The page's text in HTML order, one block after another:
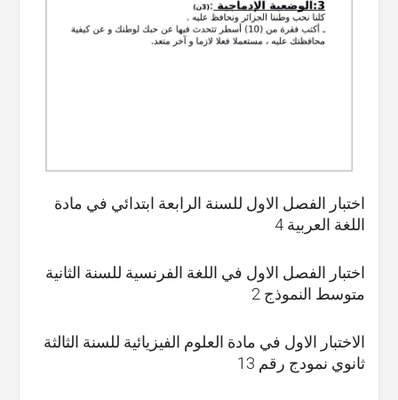
اختبار الفصل الاول للسنة الرابعة ابتدائي في مادة
اللغة العربية 4
اختبار الفصل الاول في اللغة الفرنسية للسنة الثانية
متوسط النموذج 2
الاختبار الاول في مادة العلوم الفيزيائية للسنة الثالثة
ثانوي نمودج رقم 13